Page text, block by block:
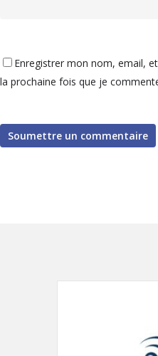
Enregistrer mon nom, email,
la prochaine fois que je